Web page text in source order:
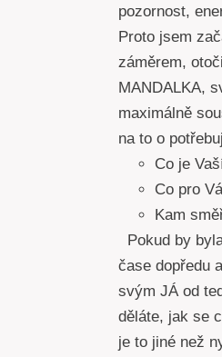
pozornost,
Proto jsem
záměrem,
MANDALKA,
maximálně
na to o
Co je
Co pro
Kam
Pokud by
čase dopředu
svým JÁ od
děláte, jak se
je to jiné než